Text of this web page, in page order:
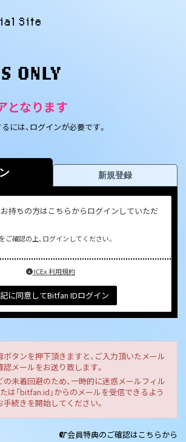
Site
ONLY
となります
には、ログインが必要です。
新規登録
持ちの方はこちらからログインしていただ
ご確認の上、ログインしてください。
ICEx 利用規約
に同意してBitfan IDログイン
タンを押下頂きますと、ご入力頂いたメール
メールをお送り致します。
未着回避のため、一時的に迷惑メールフィル
は「bitfan.id」からのメールを受信できるよう
続きを開始してください。
会員特典のご確認はこちらから